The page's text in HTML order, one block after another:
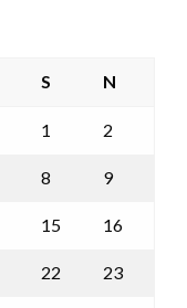
S N
1 2
8 9
15 16
22 23